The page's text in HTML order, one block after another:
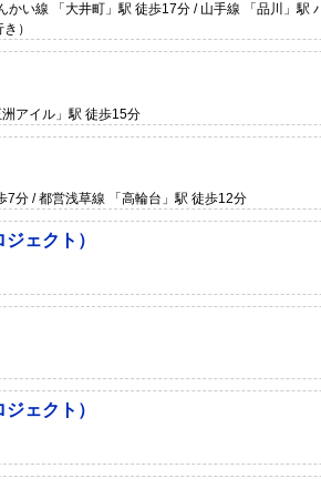
い線 「大井町」駅 徒歩17分 / 山手線 「品川」駅
）
アイル」駅 徒歩15分
7分 / 都営浅草線 「高輪台」駅 徒歩12分
ェクト）
ェクト）